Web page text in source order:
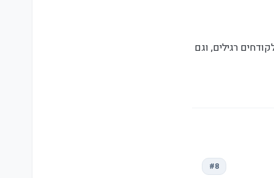
רגילים, וגם
#8